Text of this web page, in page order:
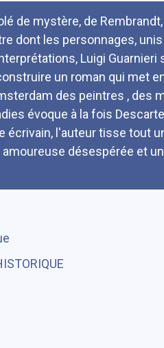
de mystère, de
dont les personnages,
Luigi Guarnieri
un roman qui met
des peintres , des
évoque à la fois
écrivain, l'auteur tisse tout
désespérée et